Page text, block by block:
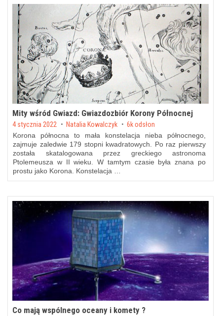
Mity wśród Gwiazd: Gwiazdozbiór Korony Północnej
Posted on
4 stycznia 2022 by Natalia Kowalczyk 6k odsłon
Korona północna to mała konstelacja nieba północnego,
zajmuje zaledwie 179 stopni kwadratowych. Po raz pierwszy
została skatalogowana przez greckiego astronoma
Ptolemeusza w II wieku. W tamtym czasie była znana po
prostu jako Korona. Konstelacja …
Co mają wspólnego oceany i komety ?